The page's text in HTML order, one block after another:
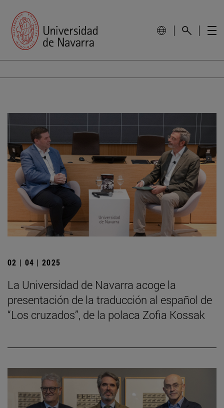
02 | 04 | 2025
La Universidad de Navarra acoge la
presentación de la traducción al español de
“Los cruzados”, de la polaca Zofia Kossak